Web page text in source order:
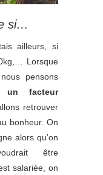
si…
ailleurs, si
Lorsque
pensons
un facteur
retrouver
bonheur. On
alors qu’on
être
salariée, on